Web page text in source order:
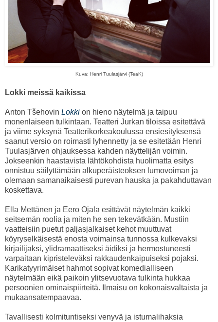
Kuva: Henri Tuulasjärvi (TeaK)
Lokki meissä kaikissa
Anton Tšehovin Lokki on hieno näytelmä ja taipuu
monenlaiseen tulkintaan. Teatteri Jurkan tiloissa esitettävä
ja viime syksynä Teatterikorkeakoulussa ensiesityksensä
saanut versio on roimasti lyhennetty ja se esitetään Henri
Tuulasjärven ohjauksessa kahden näyttelijän voimin.
Jokseenkin haastavista lähtökohdista huolimatta esitys
onnistuu säilyttämään alkuperäisteoksen lumovoiman ja
olemaan samanaikaisesti purevan hauska ja pakahduttavan
koskettava.
Ella Mettänen ja Eero Ojala esittävät näytelmän kaikki
seitsemän roolia ja miten he sen tekevätkään. Mustiin
vaatteisiin puetut paljasjalkaiset kehot muuttuvat
köyryselkäisestä enosta voimainsa tunnossa kulkevaksi
kirjailijaksi, ylidramaattiseksi äidiksi ja hermostuneesti
varpaitaan kipristeleväksi rakkaudenkaipuiseksi pojaksi.
Karikatyyrimäiset hahmot sopivat komedialliseen
näytelmään eikä paikoin ylitsevuotava tulkinta hukkaa
persoonien ominaispiirteitä. Ilmaisu on kokonaisvaltaista ja
mukaansatempaavaa.
Tavallisesti kolmituntiseksi venyvä ja istumalihaksia